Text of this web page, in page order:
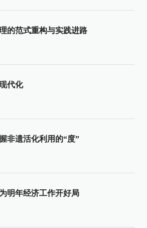
的范式重构与实践进路
代化
非遗活化利用的“度”
明年经济工作开好局